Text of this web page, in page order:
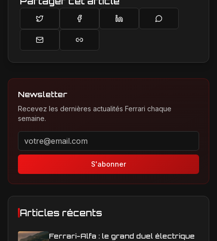
Newsletter
Recevez les dernières actualités Ferrari chaque
semaine.
Adresse email pour la newsletter
S'abonner
Articles récents
Ferrari-Alfa : le grand duel électrique